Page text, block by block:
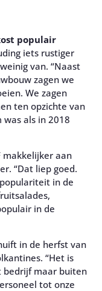
populair
iets rustiger
van. “Naast
zagen we
We zagen
ten opzichte van
als in 2018
makkelijker aan
“Dat liep goed.
in de
in de
in de herfst van
“Het is
bedrijf maar buiten
tot onze